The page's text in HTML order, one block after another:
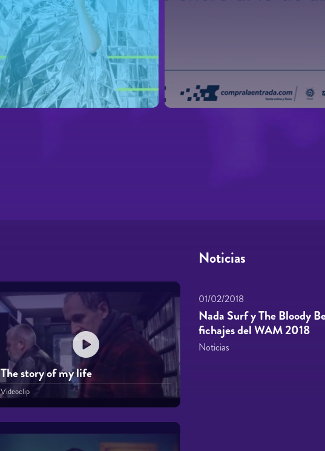
Noticias
01/02/2018
Nada Surf y The Bloody
fichajes del WAM 2018
Noticias
The story of my life
Videoclip